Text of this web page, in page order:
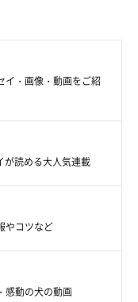
イ・画像・動画をご紹
が読める大人気連載
やコツなど
感動の犬の動画